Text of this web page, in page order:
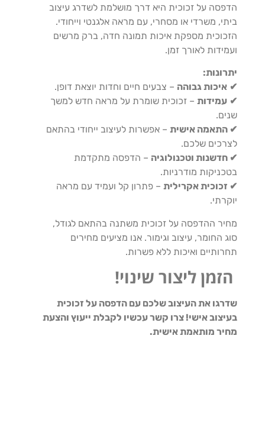
הדפסה על זכוכית היא דרך מושלמת לשדרג עיצוב
ביתי, משרדי או מסחרי, עם מראה אלגנטי וייחודי.
הזכוכית מספקת איכות תמונה חדה, ברק מרשים
ועמידות לאורך זמן.
יתרונות:
✔ איכות גבוהה – צבעים חיים וחדות יוצאת דופן.
✔ עמידות – זכוכית שומרת על מראה חדש למשך
שנים.
✔ התאמה אישית – אפשרות לעיצוב ייחודי בהתאם
לצרכים שלכם.
✔ חדשנות וטכנולוגיה – הדפסה מתקדמת
בטכניקות מודרניות.
✔ זכוכית אקרילית – פתרון קל ועמיד עם מראה
יוקרתי.
מחיר ההדפסה על זכוכית משתנה בהתאם לגודל,
סוג החומר, עיצוב וגימור. אנו מציעים מחירים
תחרותיים ואיכות ללא פשרות.
הזמן ליצור שינוי!
שדרגו את העיצוב שלכם עם הדפסה על זכוכית
בעיצוב אישי! צרו קשר עכשיו לקבלת ייעוץ והצעת
מחיר מותאמת אישית.